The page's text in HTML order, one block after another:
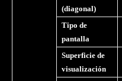
(diagonal)
Tipo de
pantalla
Superficie de
visualización